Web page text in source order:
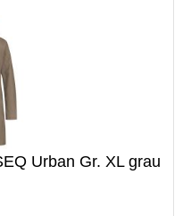
Urban Gr. XL grau